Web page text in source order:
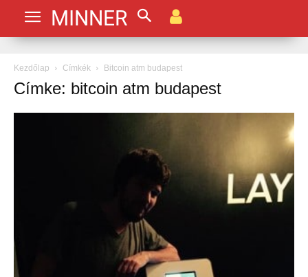
MINNER
Kezdőlap Címkék Bitcoin atm budapest
Címke: bitcoin atm budapest